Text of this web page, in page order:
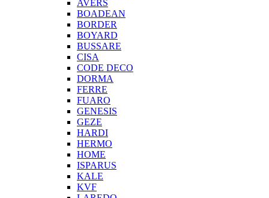
AVERS
BOADEAN
BORDER
BOYARD
BUSSARE
CISA
CODE DECO
DORMA
FERRE
FUARO
GENESIS
GEZE
HARDI
HERMO
HOMЕ
ISPARUS
KALE
KVF